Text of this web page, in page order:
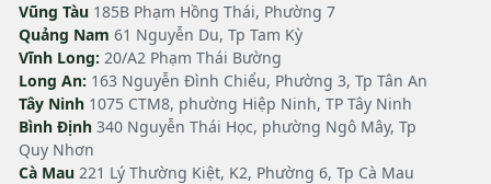
Vũng Tàu 185B Phạm Hồng Thái, Phường 7
Quảng Nam 61 Nguyễn Du, Tp Tam Kỳ
Vĩnh Long: 20/A2 Phạm Thái Bường
Long An: 163 Nguyễn Đình Chiểu, Phường 3, Tp Tân An
Tây Ninh 1075 CTM8, phường Hiệp Ninh, TP Tây Ninh
Bình Định 340 Nguyễn Thái Học, phường Ngô Mây, Tp
Quy Nhơn
Cà Mau 221 Lý Thường Kiệt, K2, Phường 6, Tp Cà Mau